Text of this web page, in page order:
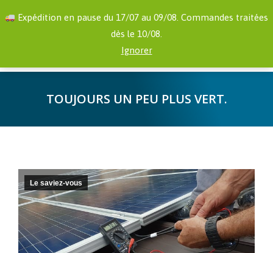
Expédition en pause du 17/07 au 09/08. Commandes traitées
dès le 10/08.
Ignorer
window
opens
window
:
TOUJOURS UN PEU PLUS VERT.
Le saviez-vous